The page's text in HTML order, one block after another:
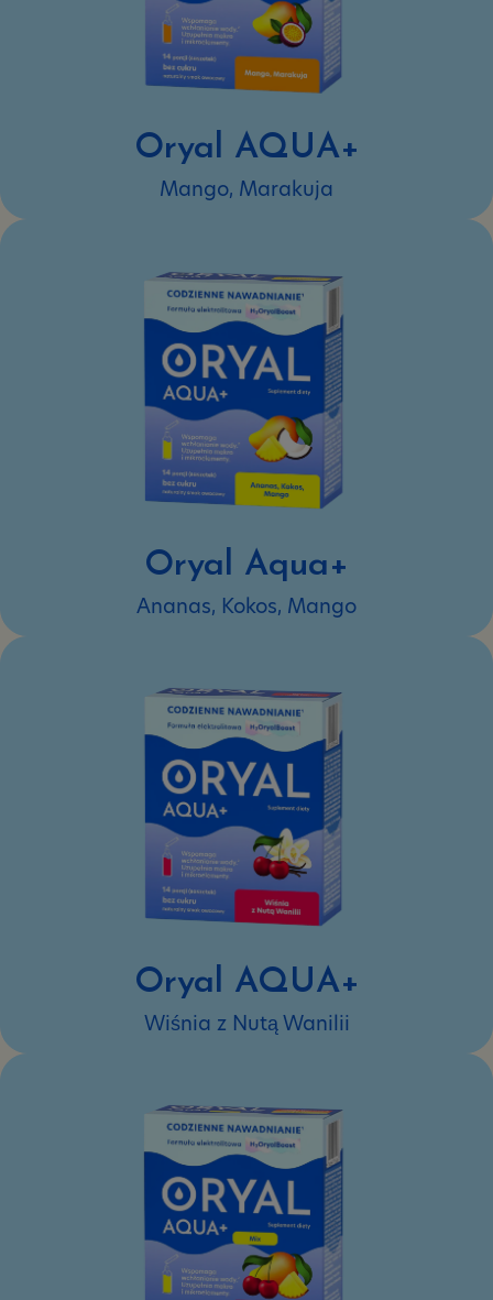
Oryal AQUA+
Mango, Marakuja
Oryal Aqua+
Ananas, Kokos, Mango
Oryal AQUA+
Wiśnia z Nutą Wanilii